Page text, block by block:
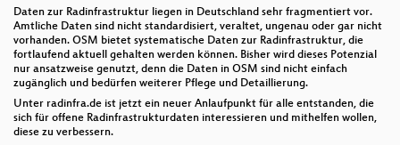
Daten zur Radinfrastruktur liegen in Deutschland sehr fragmentiert vor.
Amtliche Daten sind nicht standardisiert, veraltet, ungenau oder gar nicht
vorhanden. OSM bietet systematische Daten zur Radinfrastruktur, die
fortlaufend aktuell gehalten werden können. Bisher wird dieses Potenzial
nur ansatzweise genutzt, denn die Daten in OSM sind nicht einfach
zugänglich und bedürfen weiterer Pflege und Detaillierung.
Unter radinfra.de ist jetzt ein neuer Anlaufpunkt für alle entstanden, die
sich für offene Radinfrastrukturdaten interessieren und mithelfen wollen,
diese zu verbessern.